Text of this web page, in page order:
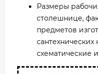
Размеры
столешнице,
предметов
схематические